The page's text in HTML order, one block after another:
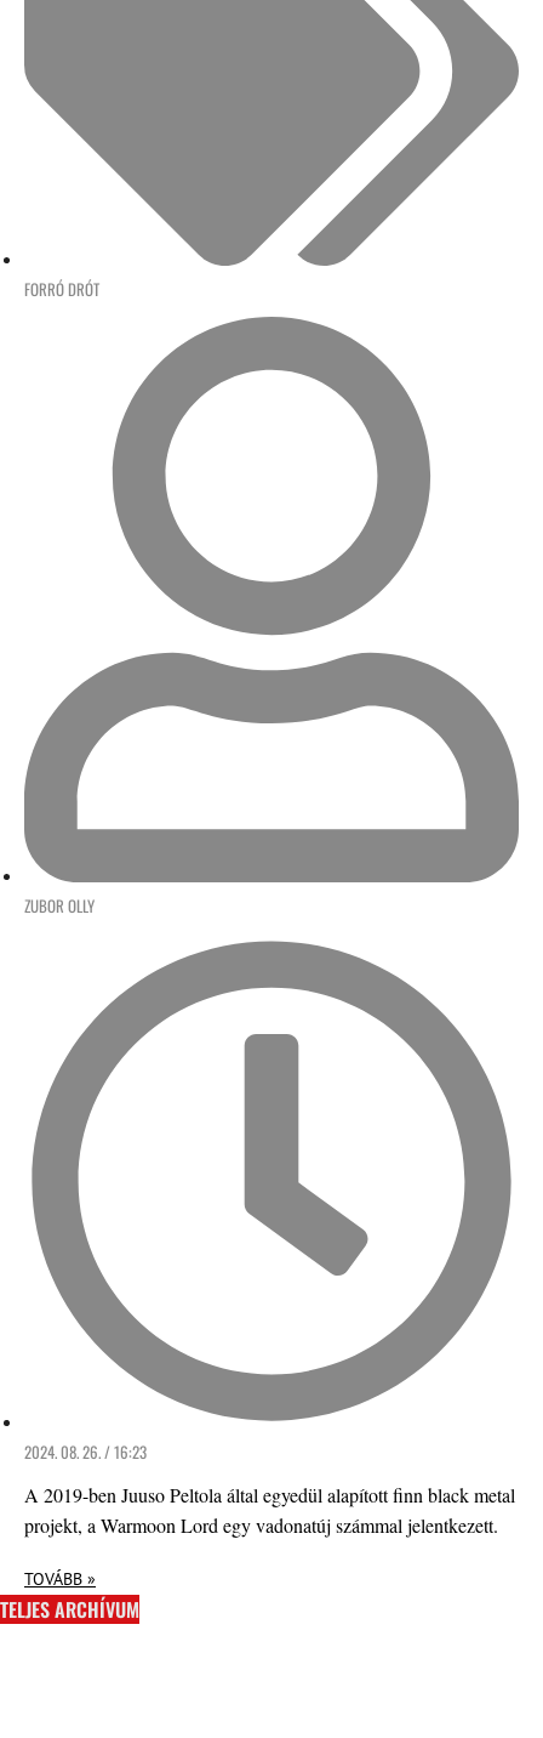
FORRÓ DRÓT
ZUBOR OLLY
2024. 08. 26. / 16:23
A 2019-ben Juuso Peltola által egyedül alapított finn black metal
projekt, a Warmoon Lord egy vadonatúj számmal jelentkezett.
TOVÁBB »
TELJES ARCHÍVUM